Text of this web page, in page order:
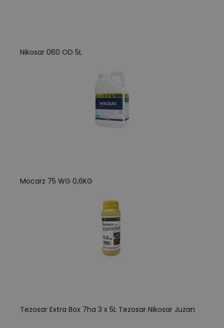
Nikosar 060 OD 5L
Mocarz 75 WG 0,6KG
Tezosar Extra Box 7ha 3 x 5L Tezosar Nikosar Juzan